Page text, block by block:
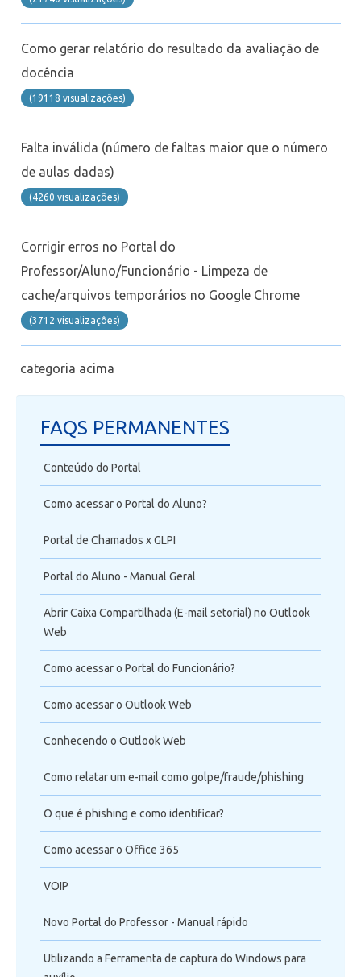
Como gerar relatório do resultado da avaliação de
docência
(19118 visualizaçôes)
Falta inválida (número de faltas maior que o número
de aulas dadas)
(4260 visualizaçôes)
Corrigir erros no Portal do
Professor/Aluno/Funcionário - Limpeza de
cache/arquivos temporários no Google Chrome
(3712 visualizaçôes)
categoria acima
FAQS PERMANENTES
Conteúdo do Portal
Como acessar o Portal do Aluno?
Portal de Chamados x GLPI
Portal do Aluno - Manual Geral
Abrir Caixa Compartilhada (E-mail setorial) no Outlook
Web
Como acessar o Portal do Funcionário?
Como acessar o Outlook Web
Conhecendo o Outlook Web
Como relatar um e-mail como golpe/fraude/phishing
O que é phishing e como identificar?
Como acessar o Office 365
VOIP
Novo Portal do Professor - Manual rápido
Utilizando a Ferramenta de captura do Windows para